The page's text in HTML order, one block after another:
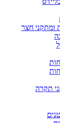
ומתקני חצר
תקרה